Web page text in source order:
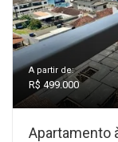
A partir de:
R$ 499.000
Apartamento